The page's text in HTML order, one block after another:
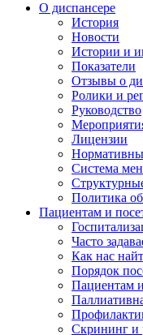
О диспансере
История
Новости
Истории и
Показатели
Отзывы о
Ролики и
Руководство
Лицензии
Система
Политика
Пациентам и
Часто
Как нас
Порядок
Пациентам
Скрининг и